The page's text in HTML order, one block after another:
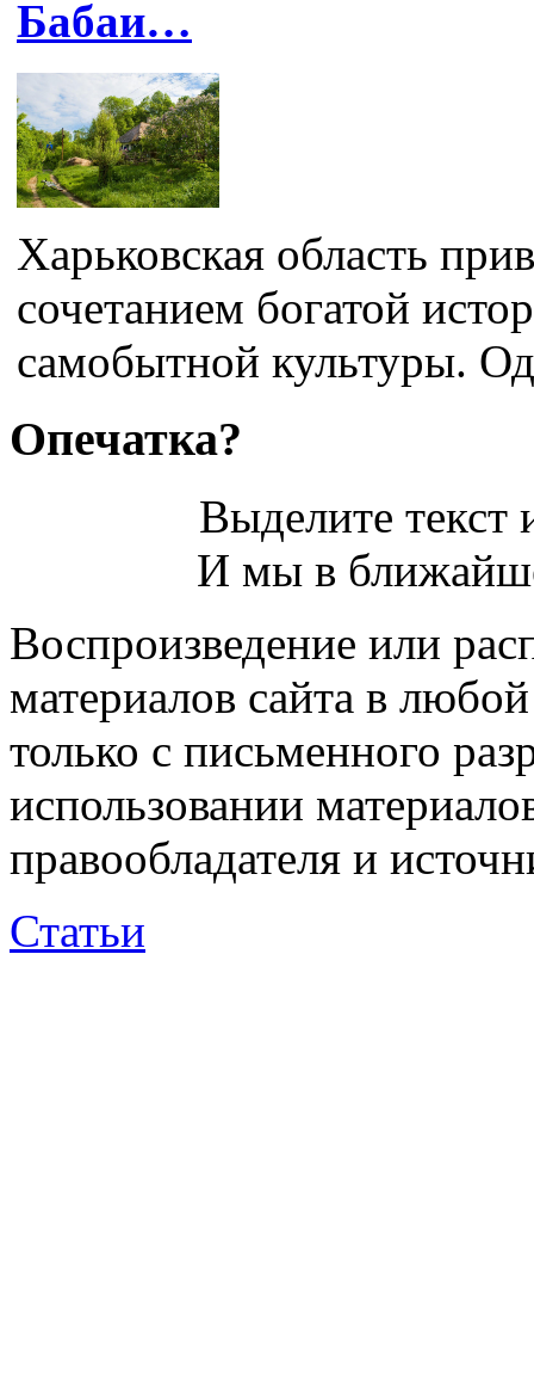
Бабаи…
Харьковская область
сочетанием богатой
самобытной культуры.
Опечатка?
Выделите
И мы в
Воспроизведение или
материалов сайта в
только с письменного
использовании
правообладателя и
Статьи